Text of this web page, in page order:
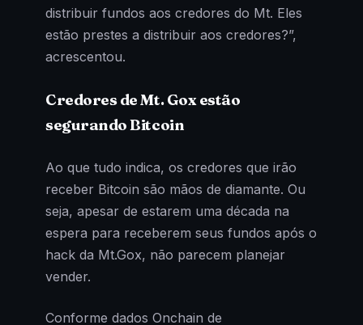
distribuir fundos aos credores do Mt. Eles
estão prestes a distribuir aos credores?”,
acrescentou.
Credores de Mt. Gox estão
segurando Bitcoin
Ao que tudo indica, os credores que irão
receber Bitcoin são mãos de diamante. Ou
seja, apesar de estarem uma década na
espera para receberem seus fundos após o
hack da Mt.Gox, não parecem planejar
vender.
Conforme dados Onchain de